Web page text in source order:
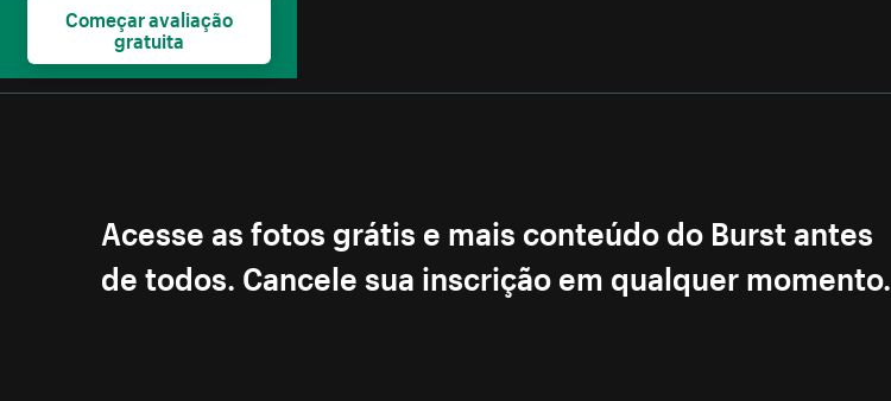
Acesse as fotos grátis e mais conteúdo do Burst antes
de todos. Cancele sua inscrição em qualquer momento.
Começar avaliação
gratuita